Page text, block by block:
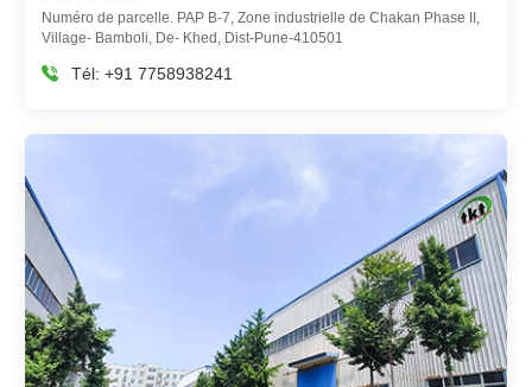
Numéro de parcelle. PAP B-7, Zone industrielle de Chakan Phase II,
Village- Bamboli, De- Khed, Dist-Pune-410501
 Tél: +91 7758938241